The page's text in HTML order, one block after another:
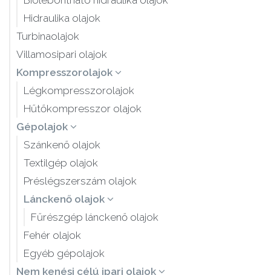
Hidraulika olajok
Turbinaolajok
Villamosipari olajok
Kompresszorolajok
Légkompresszorolajok
Hűtőkompresszor olajok
Gépolajok
Szánkenő olajok
Textilgép olajok
Préslégszerszám olajok
Lánckenő olajok
Fűrészgép lánckenő olajok
Fehér olajok
Egyéb gépolajok
Nem kenési célú ipari olajok